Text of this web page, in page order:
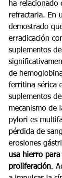
ha
refractaria. En
demostrado
erradicación
suplementos
de
ferritina sérica
suplementos
mecanismo de
pylori es
pérdida de
erosiones
usa hierro
proliferación.